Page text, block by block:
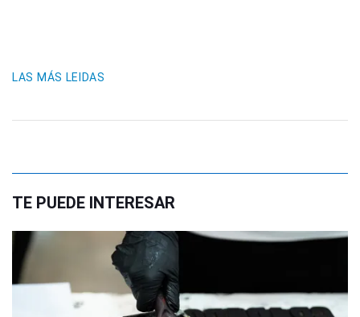
LAS MÁS LEIDAS
TE PUEDE INTERESAR